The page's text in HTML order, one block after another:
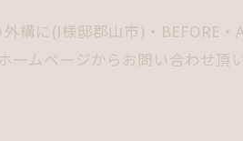
構に(I様邸郡山市)・BEFORE・
ームページからお問い合わせ頂